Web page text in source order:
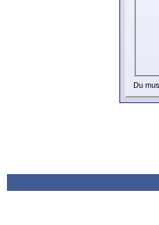
Du